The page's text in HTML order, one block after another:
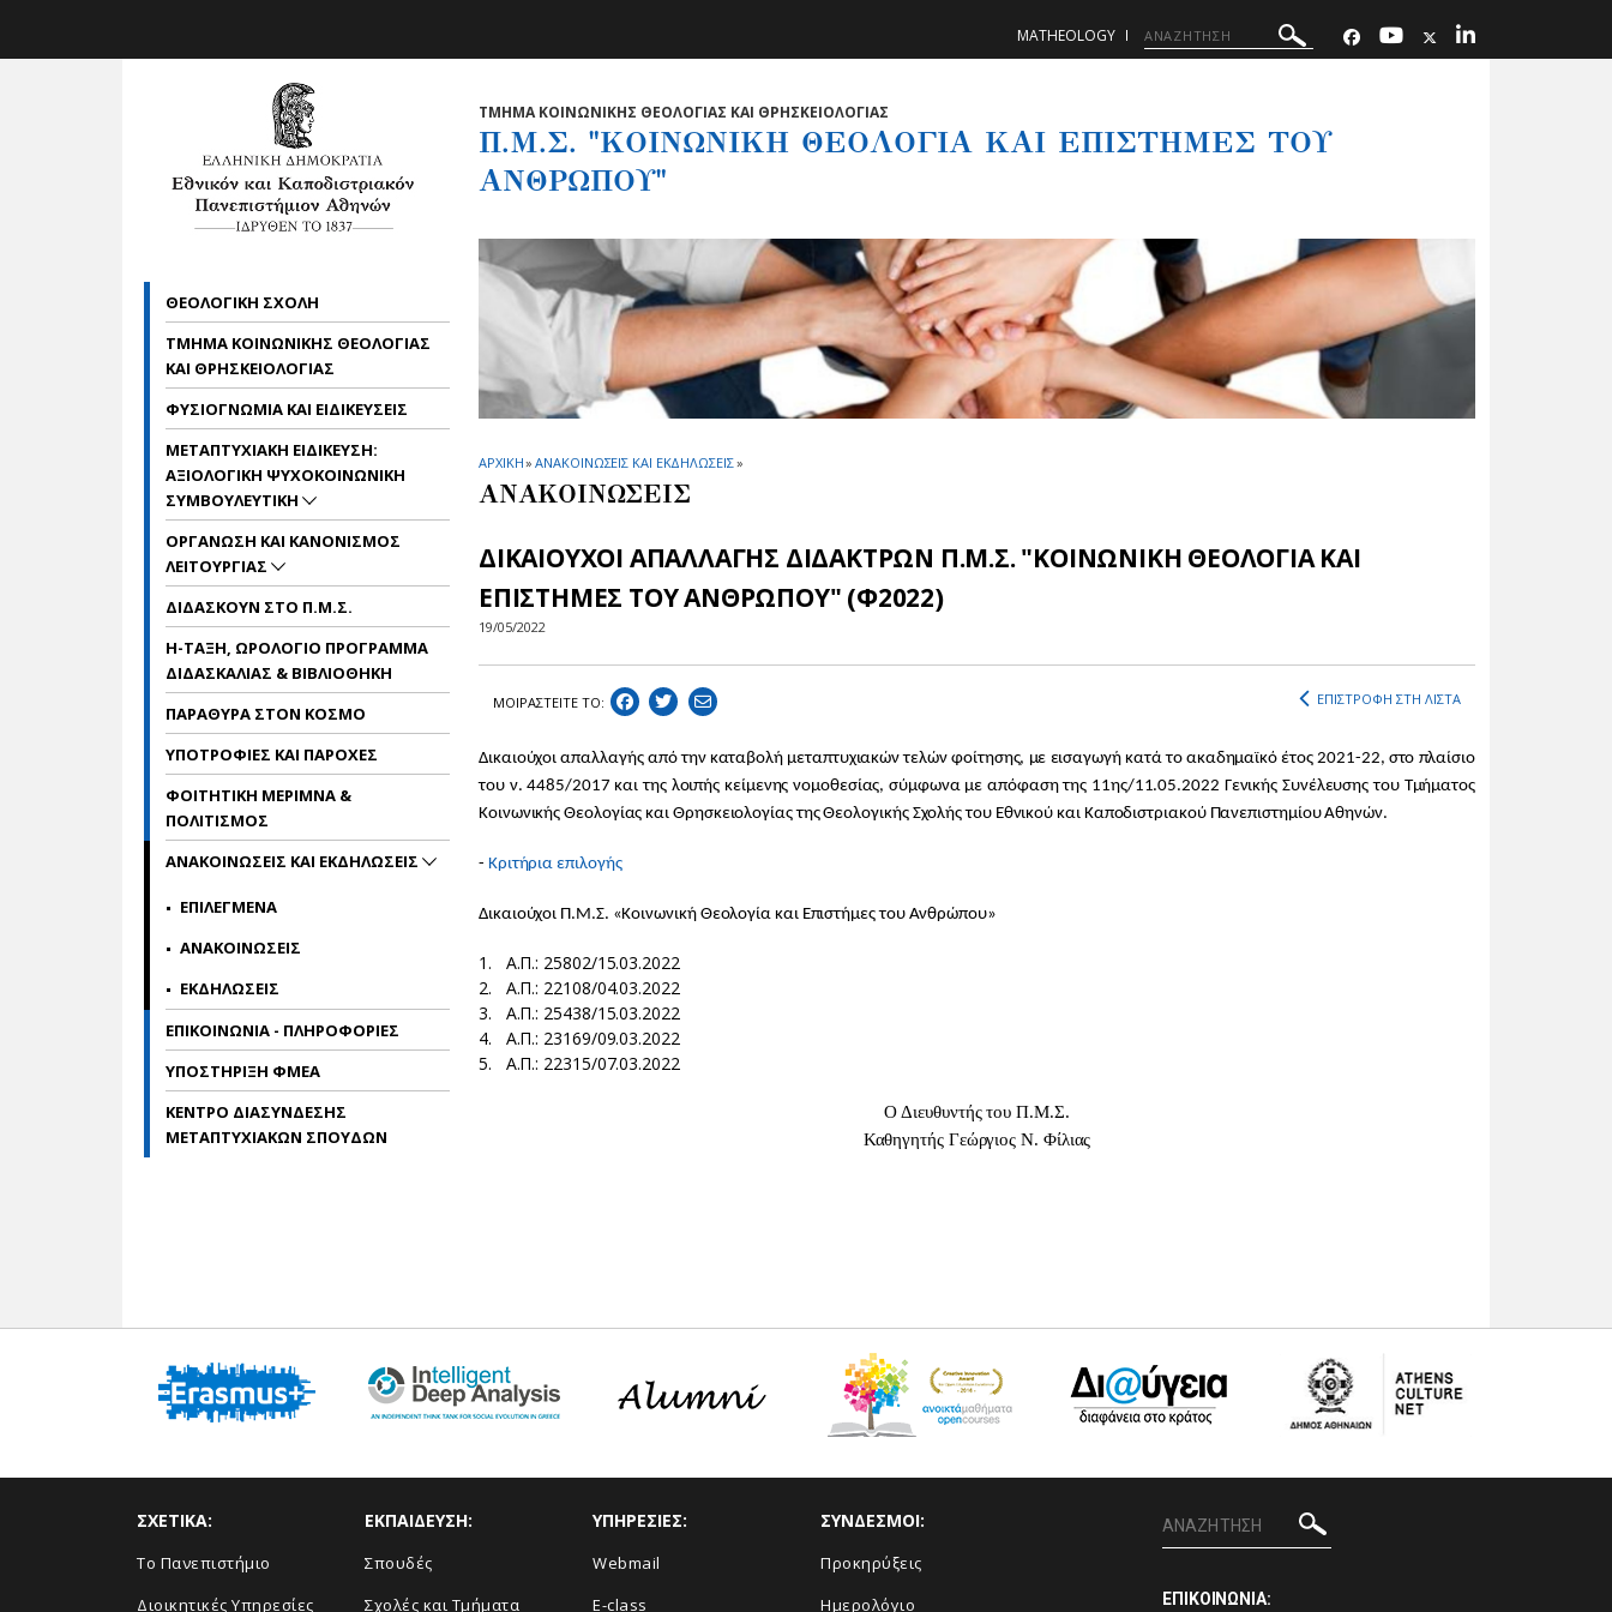
MATHEOLOGY
ΤΜΗΜΑ ΚΟΙΝΩΝΙΚΗΣ ΘΕΟΛΟΓΙΑΣ ΚΑΙ ΘΡΗΣΚΕΙΟΛΟΓΙΑΣ
Π.Μ.Σ. "ΚΟΙΝΩΝΙΚΗ ΘΕΟΛΟΓΙΑ ΚΑΙ ΕΠΙΣΤΗΜΕΣ ΤΟΥ
ΑΝΘΡΩΠΟΥ"
ΑΡΧΙΚΗ» ΑΝΑΚΟΙΝΩΣΕΙΣ ΚΑΙ ΕΚΔΗΛΩΣΕΙΣ»
ΑΝΑΚΟΙΝΩΣΕΙΣ
ΔΙΚΑΙΟΥΧΟΙ ΑΠΑΛΛΑΓΗΣ ΔΙΔΑΚΤΡΩΝ Π.Μ.Σ. "ΚΟΙΝΩΝΙΚΗ ΘΕΟΛΟΓΙΑ ΚΑΙ
ΕΠΙΣΤΗΜΕΣ ΤΟΥ ΑΝΘΡΩΠΟΥ" (Φ2022)
19/05/2022
ΜΟΙΡΑΣΤEIΤΕ ΤΟ: ΕΠΙΣΤΡΟΦΗ ΣΤΗ ΛΙΣΤΑ
Δικαιούχοι απαλλαγής από την καταβολή μεταπτυχιακών τελών φοίτησης, με εισαγωγή κατά το ακαδημαϊκό έτος 2021-22, στο πλαίσιο
του ν. 4485/2017 και της λοιπής κείμενης νομοθεσίας, σύμφωνα με απόφαση της 11ης/11.05.2022 Γενικής Συνέλευσης του Τμήματος
Κοινωνικής Θεολογίας και Θρησκειολογίας της Θεολογικής Σχολής του Εθνικού και Καποδιστριακού Πανεπιστημίου Αθηνών.
- Κριτήρια επιλογής
Δικαιούχοι Π.Μ.Σ. «Κοινωνική Θεολογία και Επιστήμες του Ανθρώπου»
1. Α.Π.: 25802/15.03.2022
2. Α.Π.: 22108/04.03.2022
3. Α.Π.: 25438/15.03.2022
4. Α.Π.: 23169/09.03.2022
5. Α.Π.: 22315/07.03.2022
Ο Διευθυντής του Π.Μ.Σ.
Καθηγητής Γεώργιος Ν. Φίλιας
ΘΕΟΛΟΓΙΚΗ ΣΧΟΛΗ
ΤΜΗΜΑ ΚΟΙΝΩΝΙΚΗΣ ΘΕΟΛΟΓΙΑΣ
ΚΑΙ ΘΡΗΣΚΕΙΟΛΟΓΙΑΣ
ΦΥΣΙΟΓΝΩΜΙΑ ΚΑΙ ΕΙΔΙΚΕΥΣΕΙΣ
ΜΕΤΑΠΤΥΧΙΑΚΗ ΕΙΔΙΚΕΥΣΗ:
ΑΞΙΟΛΟΓΙΚΗ ΨΥΧΟΚΟΙΝΩΝΙΚΗ
ΣΥΜΒΟΥΛΕΥΤΙΚΗ
ΟΡΓΑΝΩΣΗ ΚΑΙ ΚΑΝΟΝΙΣΜΟΣ
ΛΕΙΤΟΥΡΓΙΑΣ
ΔΙΔΑΣΚΟΥΝ ΣΤΟ Π.Μ.Σ.
Η-ΤΑΞΗ, ΩΡΟΛΟΓΙΟ ΠΡΟΓΡΑΜΜΑ
ΔΙΔΑΣΚΑΛΙΑΣ & ΒΙΒΛΙΟΘΗΚΗ
ΠΑΡΑΘΥΡΑ ΣΤΟΝ ΚΟΣΜΟ
ΥΠΟΤΡΟΦΙΕΣ ΚΑΙ ΠΑΡΟΧΕΣ
ΦΟΙΤΗΤΙΚΗ ΜΕΡΙΜΝΑ &
ΠΟΛΙΤΙΣΜΟΣ
ΑΝΑΚΟΙΝΩΣΕΙΣ ΚΑΙ ΕΚΔΗΛΩΣΕΙΣ
ΕΠΙΛΕΓΜΕΝΑ
ΑΝΑΚΟΙΝΩΣΕΙΣ
ΕΚΔΗΛΩΣΕΙΣ
ΕΠΙΚΟΙΝΩΝΙΑ - ΠΛΗΡΟΦΟΡΙΕΣ
ΥΠΟΣΤΗΡΙΞΗ ΦΜΕΑ
ΚΕΝΤΡΟ ΔΙΑΣΥΝΔΕΣΗΣ
ΜΕΤΑΠΤΥΧΙΑΚΩΝ ΣΠΟΥΔΩΝ
ΣΧΕΤΙΚΑ:
Το Πανεπιστήμιο
Διοικητικές Υπηρεσίες
ΕΚΠΑΙΔΕΥΣΗ:
Σπουδές
Σχολές και Τμήματα
ΥΠΗΡΕΣΙΕΣ:
Webmail
E-class
ΣΥΝΔΕΣΜΟΙ:
Προκηρύξεις
Ημερολόγιο
ΕΠΙΚΟΙΝΩΝΙΑ: